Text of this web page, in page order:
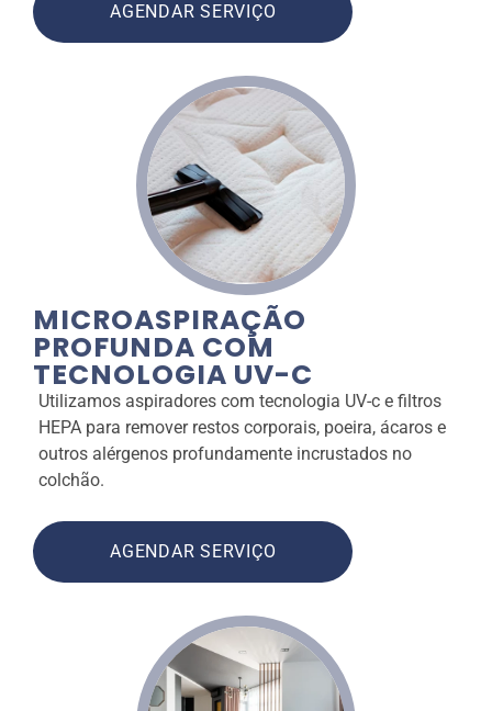
AGENDAR SERVIÇO
MICROASPIRAÇÃO
PROFUNDA COM
TECNOLOGIA UV-C
Utilizamos aspiradores com tecnologia UV-c e filtros
HEPA para remover restos corporais, poeira, ácaros e
outros alérgenos profundamente incrustados no
colchão.
AGENDAR SERVIÇO